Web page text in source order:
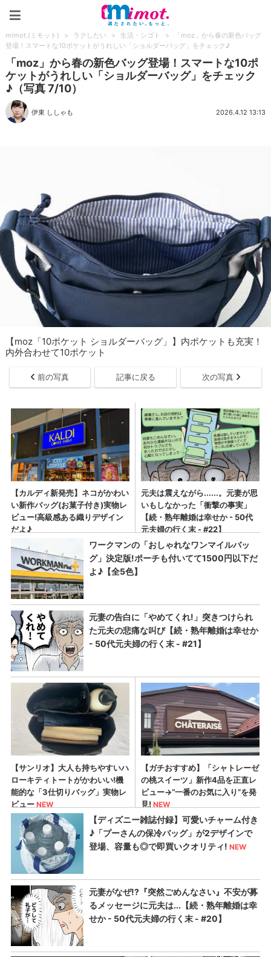
mimot.(ミモット) > ラクしたい > 生活・シゴト >
「moz」から春の新色バッグ
登場！スマートな10ポケットがうれしい「ショルダーバッグ」をチェック♪
「moz」から春の新色バッグ登場！スマートな10ポ
ケットがうれしい「ショルダーバッグ」をチェック
♪（写真 7/10）
伊東 ししゃも 2026.4.12 13:13
【moz「10ポケット ショルダーバッグ」】内ポケットも充実！
内外合わせて10ポケット
前の写真 記事に戻る 次の写真